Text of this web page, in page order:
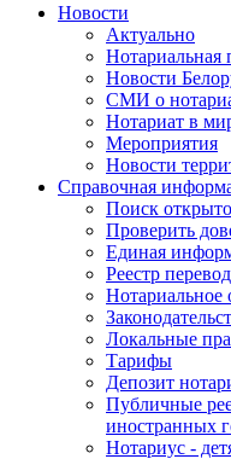
Новости
Актуально
Нотариальная
Новости
СМИ о
Нотариат в
Мероприятия
Новости
Справочная
Поиск
Проверить
Единая
Реестр
Нотариальное
Локальные
Тарифы
Депозит
Публичные
иностранных
Нотариус -